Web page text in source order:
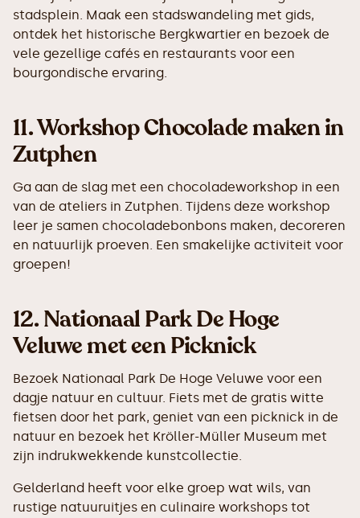
stadsplein. Maak een stadswandeling met gids,
ontdek het historische Bergkwartier en bezoek de
vele gezellige cafés en restaurants voor een
bourgondische ervaring.
11.Workshop Chocolade maken in
Zutphen
Ga aan de slag met een chocoladeworkshop in een
van de ateliers in Zutphen. Tijdens deze workshop
leer je samen chocoladebonbons maken, decoreren
en natuurlijk proeven. Een smakelijke activiteit voor
groepen!
12.Nationaal Park De Hoge
Veluwe met een Picknick
Bezoek Nationaal Park De Hoge Veluwe voor een
dagje natuur en cultuur. Fiets met de gratis witte
fietsen door het park, geniet van een picknick in de
natuur en bezoek het Kröller-Müller Museum met
zijn indrukwekkende kunstcollectie.
Gelderland heeft voor elke groep wat wils, van
rustige natuuruitjes en culinaire workshops tot